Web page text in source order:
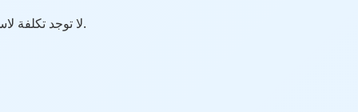
لا توجد تكلفةالخاص بنا. بدون علامات مائية. بدون تسجيل. فقط الصق النص وحوّله.